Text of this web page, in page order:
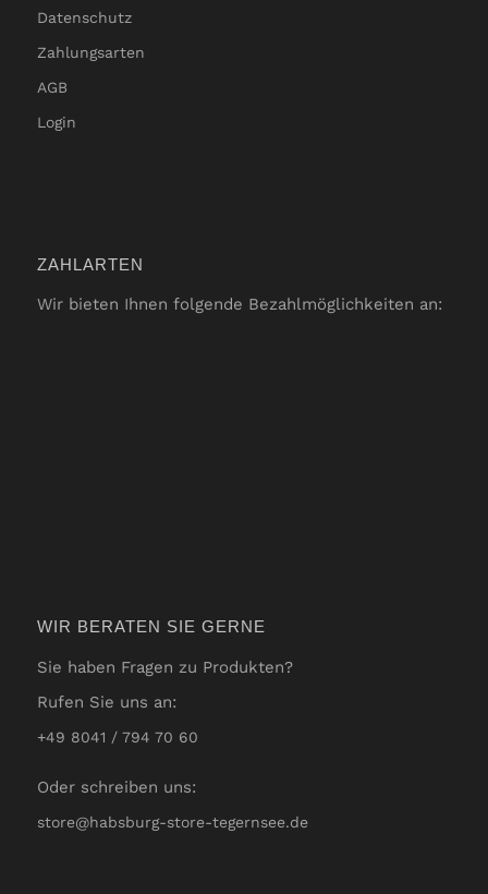
Datenschutz
Zahlungsarten
AGB
Login
ZAHLARTEN
Wir bieten Ihnen folgende Bezahlmöglichkeiten an:
WIR BERATEN SIE GERNE
Sie haben Fragen zu Produkten?
Rufen Sie uns an:
+49 8041 / 794 70 60
Oder schreiben uns:
store@habsburg-store-tegernsee.de